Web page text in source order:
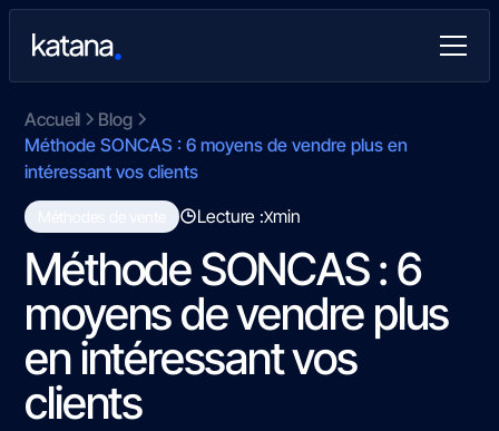
Accueil
Blog
Méthode SONCAS : 6 moyens de vendre plus en
intéressant vos clients
Lecture :Xmin
Méthode SONCAS : 6
moyens de vendre plus
en intéressant vos
clients